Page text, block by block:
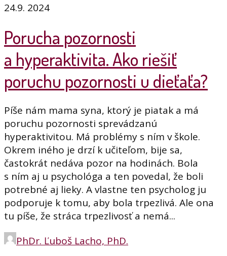
24.9. 2024
Porucha pozornosti
a hyperaktivita. Ako riešiť
poruchu pozornosti u dieťaťa?
Píše nám mama syna, ktorý je piatak a má
poruchu pozornosti sprevádzanú
hyperaktivitou. Má problémy s ním v škole.
Okrem iného je drzí k učiteľom, bije sa,
častokrát nedáva pozor na hodinách. Bola
s ním aj u psychológa a ten povedal, že boli
potrebné aj lieky. A vlastne ten psycholog ju
podporuje k tomu, aby bola trpezlivá. Ale ona
tu píše, že stráca trpezlivosť a nemá...
PhDr. Ľuboš Lacho, PhD.